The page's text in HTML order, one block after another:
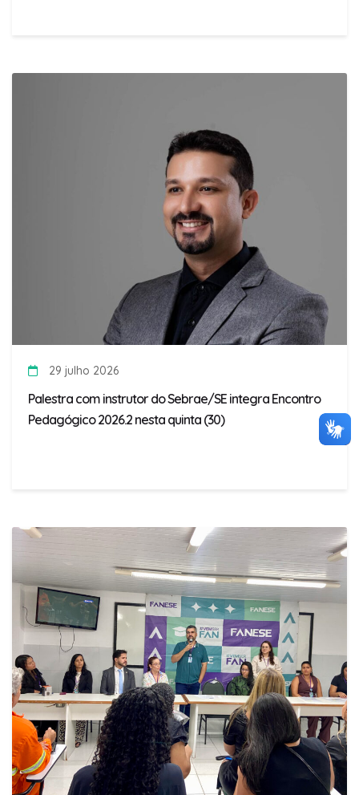
29 julho 2026
Palestra com instrutor do Sebrae/SE integra Encontro
Pedagógico 2026.2 nesta quinta (30)